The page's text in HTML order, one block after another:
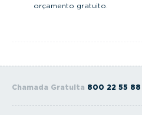
orçamento gratuito.
Chamada Gratuita 800 22 55 88